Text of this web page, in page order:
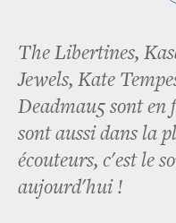
The Libertines,
Jewels, Kate
Deadmau5 sont en
sont aussi dans la
écouteurs, c'est le
aujourd'hui !